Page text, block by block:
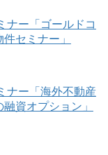
ナー「ゴールドコ
セミナー」
ナー「海外不動産
資オプション」